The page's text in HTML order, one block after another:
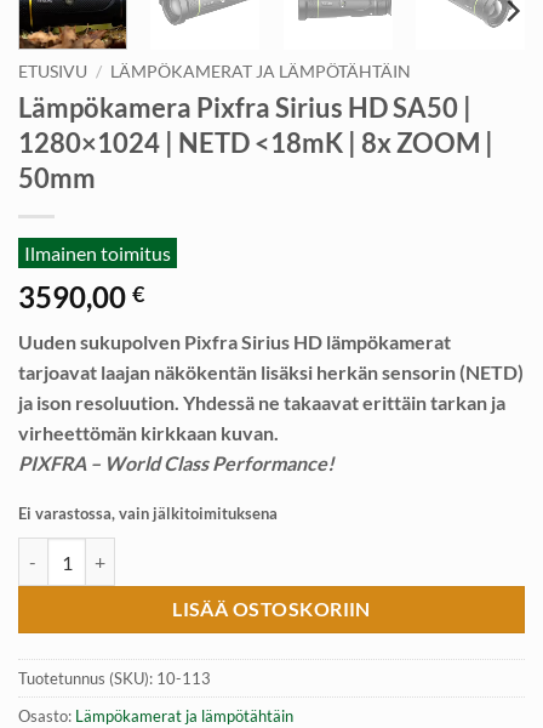
ETUSIVU / LÄMPÖKAMERAT JA LÄMPÖTÄHTÄIN
Lämpökamera Pixfra Sirius HD SA50 |
1280×1024 | NETD <18mK | 8x ZOOM |
50mm
Ilmainen toimitus
3590,00 €
Uuden sukupolven Pixfra Sirius HD lämpökamerat
tarjoavat laajan näkökentän lisäksi herkän sensorin (NETD)
ja ison resoluution. Yhdessä ne takaavat erittäin tarkan ja
virheettömän kirkkaan kuvan.
PIXFRA – World Class Performance!
Ei varastossa, vain jälkitoimituksena
LISÄÄ OSTOSKORIIN
Tuotetunnus (SKU): 10-113
Osasto: Lämpökamerat ja lämpötähtäin